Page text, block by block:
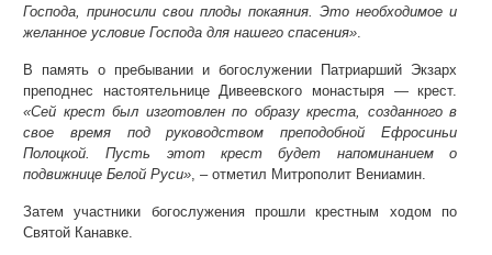
Господа, приносили свои плоды покаяния. Это необходимое и
желанное условие Господа для нашего спасения».
В память о пребывании и богослужении Патриарший Экзарх
преподнес настоятельнице Дивеевского монастыря — крест.
«Сей крест был изготовлен по образу креста, созданного в
свое время под руководством преподобной Ефросиньи
Полоцкой. Пусть этот крест будет напоминанием о
подвижнице Белой Руси», – отметил Митрополит Вениамин.
Затем участники богослужения прошли крестным ходом по
Святой Канавке.